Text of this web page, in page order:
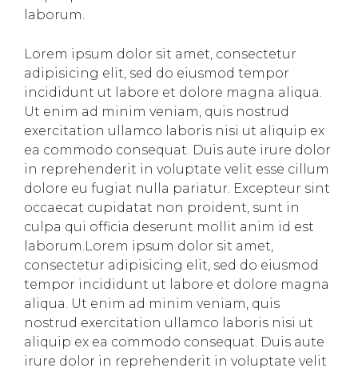
laborum.
Lorem ipsum dolor sit amet, consectetur
adipisicing elit, sed do eiusmod tempor
incididunt ut labore et dolore magna aliqua.
Ut enim ad minim veniam, quis nostrud
exercitation ullamco laboris nisi ut aliquip ex
ea commodo consequat. Duis aute irure dolor
in reprehenderit in voluptate velit esse cillum
dolore eu fugiat nulla pariatur. Excepteur sint
occaecat cupidatat non proident, sunt in
culpa qui officia deserunt mollit anim id est
laborum.Lorem ipsum dolor sit amet,
consectetur adipisicing elit, sed do eiusmod
tempor incididunt ut labore et dolore magna
aliqua. Ut enim ad minim veniam, quis
nostrud exercitation ullamco laboris nisi ut
aliquip ex ea commodo consequat. Duis aute
irure dolor in reprehenderit in voluptate velit